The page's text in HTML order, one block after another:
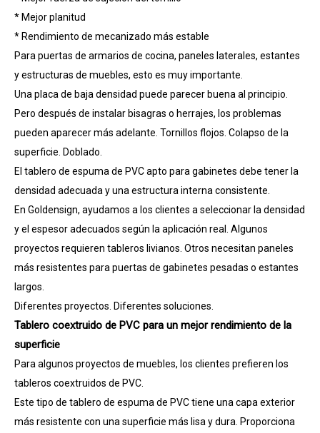
* Mejor planitud
* Rendimiento de mecanizado más estable
Para puertas de armarios de cocina, paneles laterales, estantes
y estructuras de muebles, esto es muy importante.
Una placa de baja densidad puede parecer buena al principio.
Pero después de instalar bisagras o herrajes, los problemas
pueden aparecer más adelante. Tornillos flojos. Colapso de la
superficie. Doblado.
El tablero de espuma de PVC apto para gabinetes debe tener la
densidad adecuada y una estructura interna consistente.
En Goldensign, ayudamos a los clientes a seleccionar la densidad
y el espesor adecuados según la aplicación real. Algunos
proyectos requieren tableros livianos. Otros necesitan paneles
más resistentes para puertas de gabinetes pesadas o estantes
largos.
Diferentes proyectos. Diferentes soluciones.
Tablero coextruido de PVC para un mejor rendimiento de la
superficie
Para algunos proyectos de muebles, los clientes prefieren los
tableros coextruidos de PVC.
Este tipo de tablero de espuma de PVC tiene una capa exterior
más resistente con una superficie más lisa y dura. Proporciona